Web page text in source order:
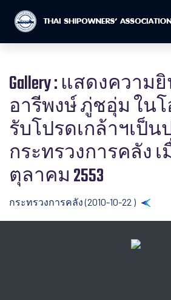
Gallery : แสดงควา
อารีพงษ์ ภู่ชอุ่ม ใน
รับโปรดเกล้าฯเป็น
กระทรวงการคลัง เ
ตุลาคม 2553
กระทรวงการคลัง (2010-10-22 )